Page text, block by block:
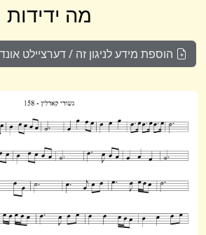
מה ידידות
הוספת מידע לניגון זה / דערציילט אונדז